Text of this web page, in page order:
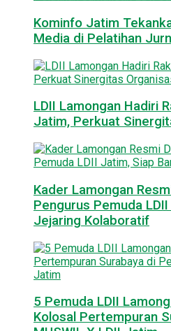
Kominfo Jatim
Media di Pelatihan
LDII Lamongan Hadiri
Jatim, Perkuat
Kader Lamongan
Pengurus Pemuda
Jejaring Kolaboratif
5 Pemuda LDII
Kolosal Pertempuran